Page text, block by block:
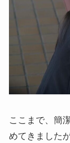
ここまで、簡
めてきました